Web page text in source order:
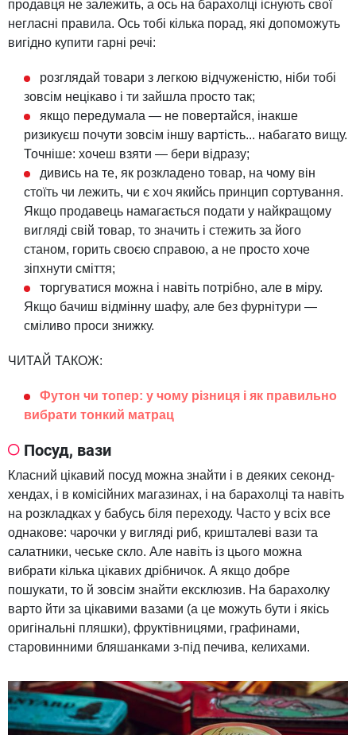
продавця не залежить, а ось на барахолці існують свої
негласні правила. Ось тобі кілька порад, які допоможуть
вигідно купити гарні речі:
розглядай товари з легкою відчуженістю, ніби тобі
зовсім нецікаво і ти зайшла просто так;
якщо передумала — не повертайся, інакше
ризикуєш почути зовсім іншу вартість... набагато вищу.
Точніше: хочеш взяти — бери відразу;
дивись на те, як розкладено товар, на чому він
стоїть чи лежить, чи є хоч якийсь принцип сортування.
Якщо продавець намагається подати у найкращому
вигляді свій товар, то значить і стежить за його
станом, горить своєю справою, а не просто хоче
зіпхнути сміття;
торгуватися можна і навіть потрібно, але в міру.
Якщо бачиш відмінну шафу, але без фурнітури —
сміливо проси знижку.
ЧИТАЙ ТАКОЖ:
Футон чи топер: у чому різниця і як правильно
вибрати тонкий матрац
Посуд, вази
Класний цікавий посуд можна знайти і в деяких секонд-
хендах, і в комісійних магазинах, і на барахолці та навіть
на розкладках у бабусь біля переходу. Часто у всіх все
однакове: чарочки у вигляді риб, кришталеві вази та
салатники, чеське скло. Але навіть із цього можна
вибрати кілька цікавих дрібничок. А якщо добре
пошукати, то й зовсім знайти ексклюзив. На барахолку
варто йти за цікавими вазами (а це можуть бути і якісь
оригінальні пляшки), фруктівницями, графинами,
старовинними бляшанками з-під печива, келихами.